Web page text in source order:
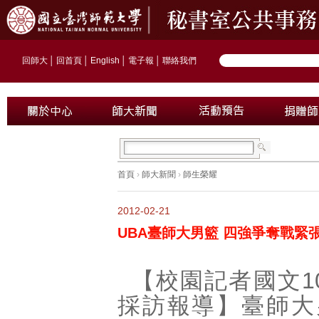
回師大 回首頁 English 電子報 聯絡我們
首頁 › 師大新聞 › 師生榮耀
2012-02-21
UBA臺師大男籃 四強爭奪戰緊
【校園記者國文
採訪報導】臺師